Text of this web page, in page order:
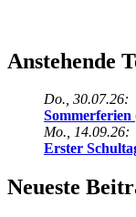
Anstehende
Do., 30.07.26:
Sommerferien
Mo., 14.09.26:
Erster
Neueste